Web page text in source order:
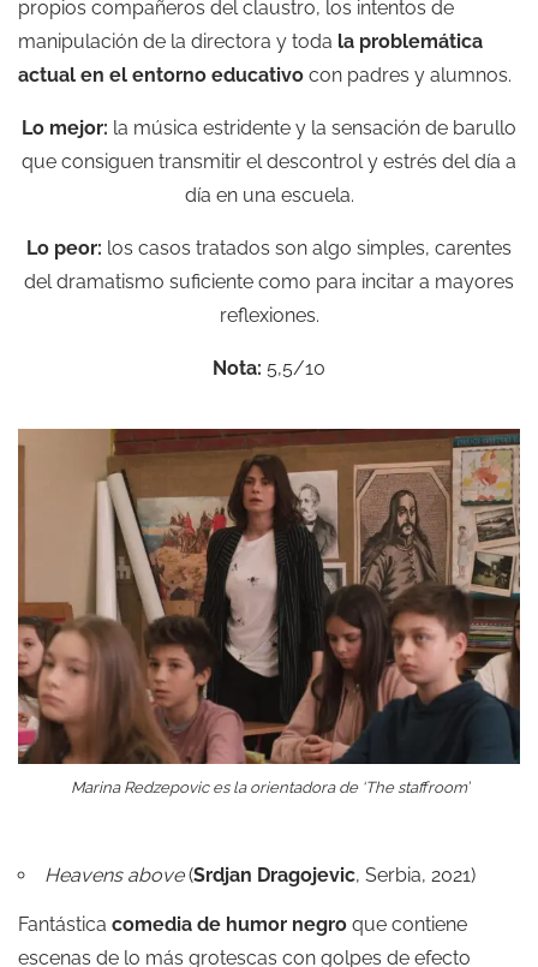
propios compañeros del claustro, los intentos de
manipulación de la directora y toda la problemática
actual en el entorno educativo con padres y alumnos.
Lo mejor: la música estridente y la sensación de barullo
que consiguen transmitir el descontrol y estrés del día a
día en una escuela.
Lo peor: los casos tratados son algo simples, carentes
del dramatismo suficiente como para incitar a mayores
reflexiones.
Nota: 5,5/10
Marina Redzepovic es la orientadora de ‘The staffroom’
Heavens above(Srdjan Dragojevic, Serbia, 2021)
Fantástica comedia de humor negro que contiene
escenas de lo más grotescas con golpes de efecto